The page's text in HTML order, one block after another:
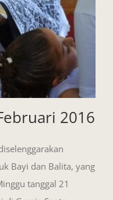
2016
Bayi dan Balita, yang
tanggal 21